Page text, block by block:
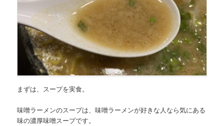
まずは、スープを実食。
味噌ラーメンのスープは、味噌ラーメンが好きな人なら気にある
味の濃厚味噌スープです。